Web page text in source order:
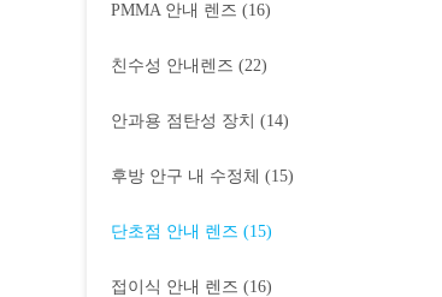
PMMA 안내 렌즈 (16)
친수성 안내렌즈 (22)
안과용 점탄성 장치 (14)
후방 안구 내 수정체 (15)
단초점 안내 렌즈 (15)
접이식 안내 렌즈 (16)